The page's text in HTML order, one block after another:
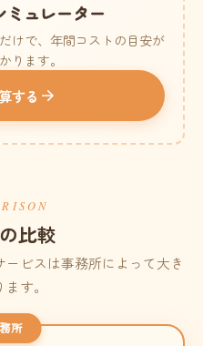
ミュレーター
けで、年間コストの目安が
ります。
する
比較
ビスは事務所によって大き
す。
所